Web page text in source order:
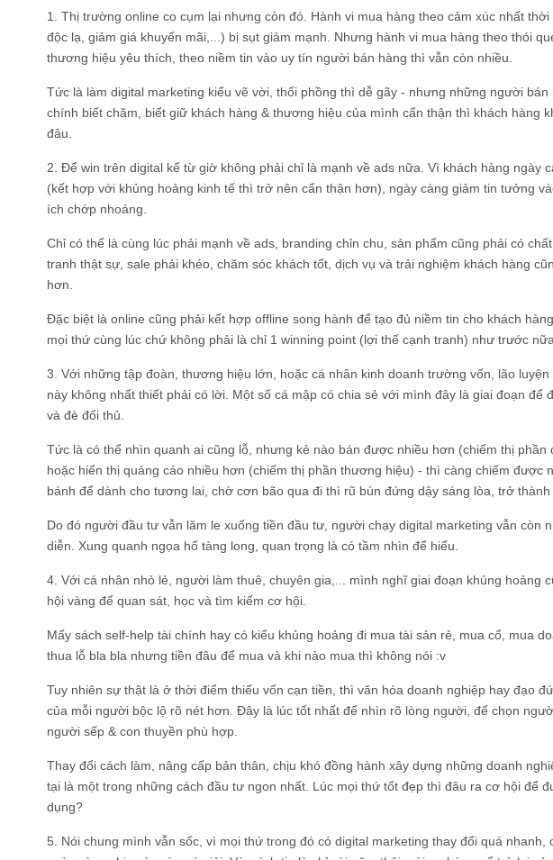
1. Thị trường online co cụm lại nhưng còn đó. Hành vi mua hàng theo cảm xúc nhất thời
độc lạ, giảm giá khuyến mãi,...) bị sụt giảm mạnh. Nhưng hành vi mua hàng theo thói
thương hiệu yêu thích, theo niềm tin vào uy tín người bán hàng thì vẫn còn nhiều.
Tức là làm digital marketing kiểu vẽ vời, thổi phồng thì dễ gãy - nhưng những người bán
chính biết chăm, biết giữ khách hàng & thương hiệu của mình cẩn thận thì khách hàng
đâu.
2. Để win trên digital kể từ giờ không phải chỉ là mạnh về ads nữa. Vì khách hàng ngày
(kết hợp với khủng hoảng kinh tế thì trở nên cẩn thận hơn), ngày càng giảm tin tưởng
ích chớp nhoáng.
Chỉ có thể là cùng lúc phải mạnh về ads, branding chỉn chu, sản phẩm cũng phải có
tranh thật sự, sale phải khéo, chăm sóc khách tốt, dịch vụ và trải nghiệm khách hàng
hơn.
Đặc biệt là online cũng phải kết hợp offline song hành để tạo đủ niềm tin cho khách
mọi thứ cùng lúc chứ không phải là chỉ 1 winning point (lợi thế cạnh tranh) như trước nữa.
3. Với những tập đoàn, thương hiệu lớn, hoặc cá nhân kinh doanh trường vốn, lão luyện
này không nhất thiết phải có lời. Một số cá mập có chia sẻ với mình đây là giai đoạn để
và đè đối thủ.
Tức là có thể nhìn quanh ai cũng lỗ, nhưng kẻ nào bán được nhiều hơn (chiếm thị phần
hoặc hiển thị quảng cáo nhiều hơn (chiếm thị phần thương hiệu) - thì càng chiếm được
bánh để dành cho tương lai, chờ cơn bão qua đi thì rũ bùn đứng dậy sáng lòa, trở thành
Do đó người đầu tư vẫn lăm le xuống tiền đầu tư, người chạy digital marketing vẫn còn
diễn. Xung quanh ngọa hổ tàng long, quan trọng là có tầm nhìn để hiểu.
4. Với cá nhân nhỏ lẻ, người làm thuê, chuyên gia,... mình nghĩ giai đoạn khủng hoảng
hội vàng để quan sát, học và tìm kiếm cơ hội.
Mấy sách self-help tài chính hay có kiểu khủng hoảng đi mua tài sản rẻ, mua cổ, mua
thua lỗ bla bla nhưng tiền đâu để mua và khi nào mua thì không nói :v
Tuy nhiên sự thật là ở thời điểm thiếu vốn cạn tiền, thì văn hóa doanh nghiệp hay đạo
của mỗi người bộc lộ rõ nét hơn. Đây là lúc tốt nhất để nhìn rõ lòng người, để chọn
người sếp & con thuyền phù hợp.
Thay đổi cách làm, nâng cấp bản thân, chịu khó đồng hành xây dựng những doanh
tại là một trong những cách đầu tư ngon nhất. Lúc mọi thứ tốt đẹp thì đâu ra cơ hội để
dụng?
5. Nói chung mình vẫn sốc, vì mọi thứ trong đó có digital marketing thay đổi quá nhanh,